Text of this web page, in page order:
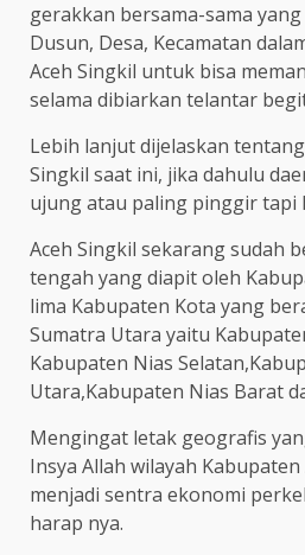
gerakkan bersama-sama
Dusun, Desa, Kecamatan
Aceh Singkil untuk bisa
selama dibiarkan telantar
Lebih lanjut dijelaskan
Singkil saat ini, jika dahulu
ujung atau paling pinggir tapi
Aceh Singkil sekarang sudah
tengah yang diapit oleh
lima Kabupaten Kota yang
Sumatra Utara yaitu
Kabupaten Nias
Utara,Kabupaten Nias Barat
Mengingat letak geografis
Insya Allah wilayah
menjadi sentra ekonomi
harap nya.